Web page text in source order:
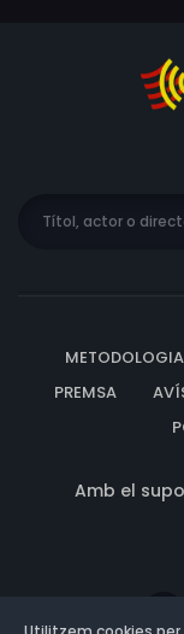
METODOLOGIA
PREMSA
Amb el